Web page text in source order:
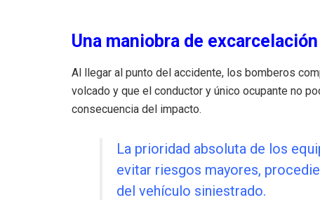
Una maniobra de
Al llegar al punto del accidente, los bomberos
volcado y que el conductor y único ocupante no
consecuencia del impacto.
La prioridad absoluta de los
evitar riesgos mayores,
del vehículo siniestrado.